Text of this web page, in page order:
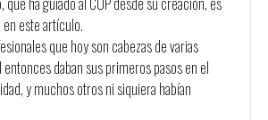
este artículo.
que hoy son cabezas de varias
daban sus primeros pasos en el
y muchos otros ni siquiera habían